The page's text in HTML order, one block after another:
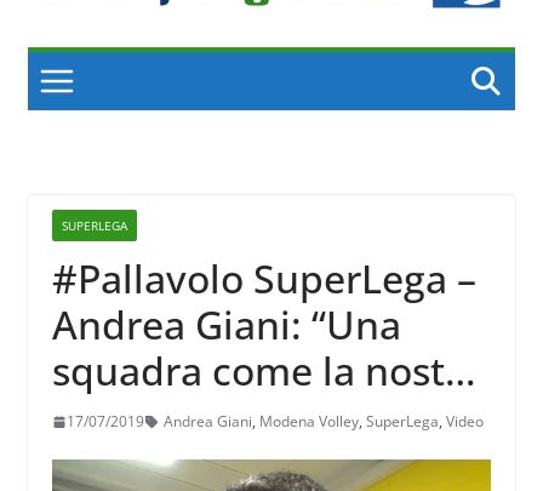
SUPERLEGA
#Pallavolo SuperLega –
Andrea Giani: “Una
squadra come la nostra
non può pensare di non
arrivare fino in fondo”
17/07/2019 Andrea Giani, Modena Volley, SuperLega, Video